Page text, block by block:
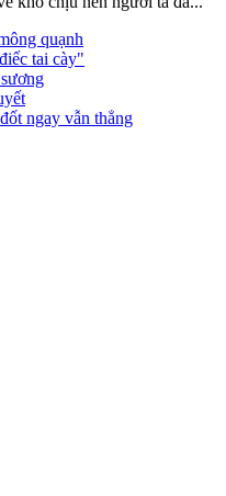
quạnh
tai cày"
ngay vẫn thẳng